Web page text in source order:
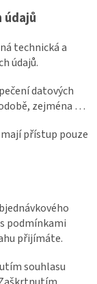
údajů
technická a
údajů.
datových
zejména …
přístup pouze
podmínkami
přijímáte.
souhlasu